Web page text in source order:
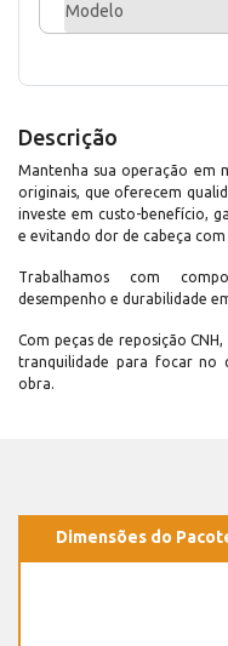
Modelo
Descrição
Mantenha sua operação em
originais, que oferecem
investe em custo-benefício,
e evitando dor de cabeça com
Trabalhamos com
desempenho e durabilidade
Com peças de reposição
tranquilidade para focar no
obra.
Dimensões do